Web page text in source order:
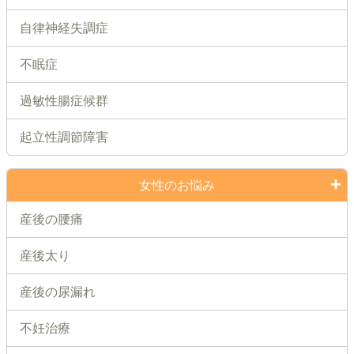
自律神経失調症
不眠症
過敏性腸症候群
起立性調節障害
女性のお悩み
産後の腰痛
産後太り
産後の尿漏れ
不妊治療